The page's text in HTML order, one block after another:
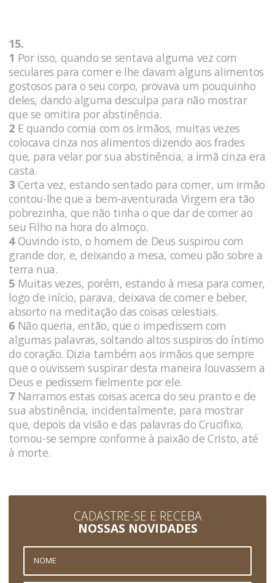
15.
1 Por isso, quando se sentava alguma vez com
seculares para comer e lhe davam alguns alimentos
gostosos para o seu corpo, provava um pouquinho
deles, dando alguma desculpa para não mostrar
que se omitira por abstinência.
2 E quando comia com os irmãos, muitas vezes
colocava cinza nos alimentos dizendo aos frades
que, para velar por sua abstinência, a irmã cinza era
casta.
3 Certa vez, estando sentado para comer, um irmão
contou-lhe que a bem-aventurada Virgem era tão
pobrezinha, que não tinha o que dar de comer ao
seu Filho na hora do almoço.
4Ouvindo isto, o homem de Deus suspirou com
grande dor, e, deixando a mesa, comeu pão sobre a
terra nua.
5 Muitas vezes, porém, estando à mesa para comer,
logo de início, parava, deixava de comer e beber,
absorto na meditação das coisas celestiais.
6 Não queria, então, que o impedissem com
algumas palavras, soltando altos suspiros do íntimo
do coração. Dizia também aos irmãos que sempre
que o ouvissem suspirar desta maneira louvassem a
Deus e pedissem fielmente por ele.
7 Narramos estas coisas acerca do seu pranto e de
sua abstinência, incidentalmente, para mostrar
que, depois da visão e das palavras do Crucifixo,
tornou-se sempre conforme à paixão de Cristo, até
à morte.
CADASTRE-SE E RECEBA
NOSSAS NOVIDADES